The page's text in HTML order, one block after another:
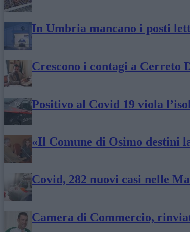
In Umbria mancano i posti
Crescono i contagi a Cerreto
Positivo al Covid 19 viola
«Il Comune di Osimo destini
Covid, 282 nuovi casi nelle
Camera di Commercio,